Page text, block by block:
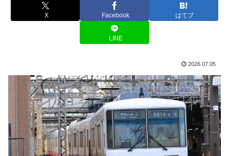
X Facebook はてブ
LINE
2026.07.05